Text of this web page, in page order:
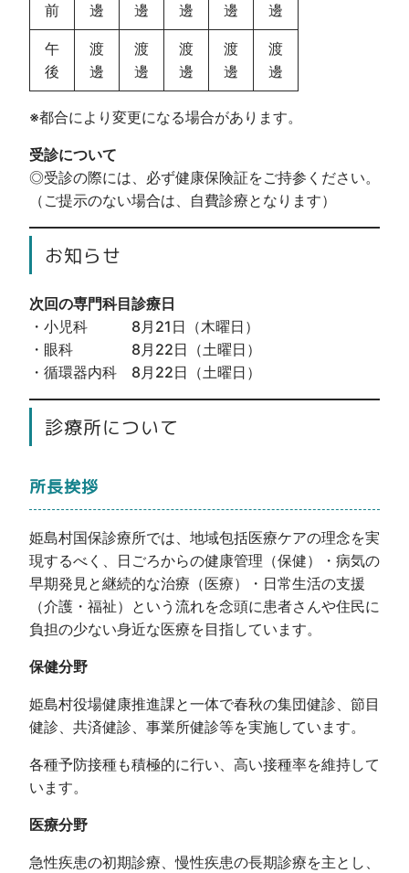
前
邊
邊
邊
邊
邊
午
後
渡
邊
渡
邊
渡
邊
渡
邊
渡
邊
※都合により変更になる場合があります。
受診について
◎受診の際には、必ず健康保険証をご持参ください。
（ご提示のない場合は、自費診療となります）
お知らせ
次回の専門科目診療日
・小児科 8月21日（木曜日）
・眼科 8月22日（土曜日）
・循環器内科 8月22日（土曜日）
診療所について
所長挨拶
姫島村国保診療所では、地域包括医療ケアの理念を実
現するべく、日ごろからの健康管理（保健）・病気の
早期発見と継続的な治療（医療）・日常生活の支援
（介護・福祉）という流れを念頭に患者さんや住民に
負担の少ない身近な医療を目指しています。
保健分野
姫島村役場健康推進課と一体で春秋の集団健診、節目
健診、共済健診、事業所健診等を実施しています。
各種予防接種も積極的に行い、高い接種率を維持して
います。
医療分野
急性疾患の初期診療、慢性疾患の長期診療を主とし、